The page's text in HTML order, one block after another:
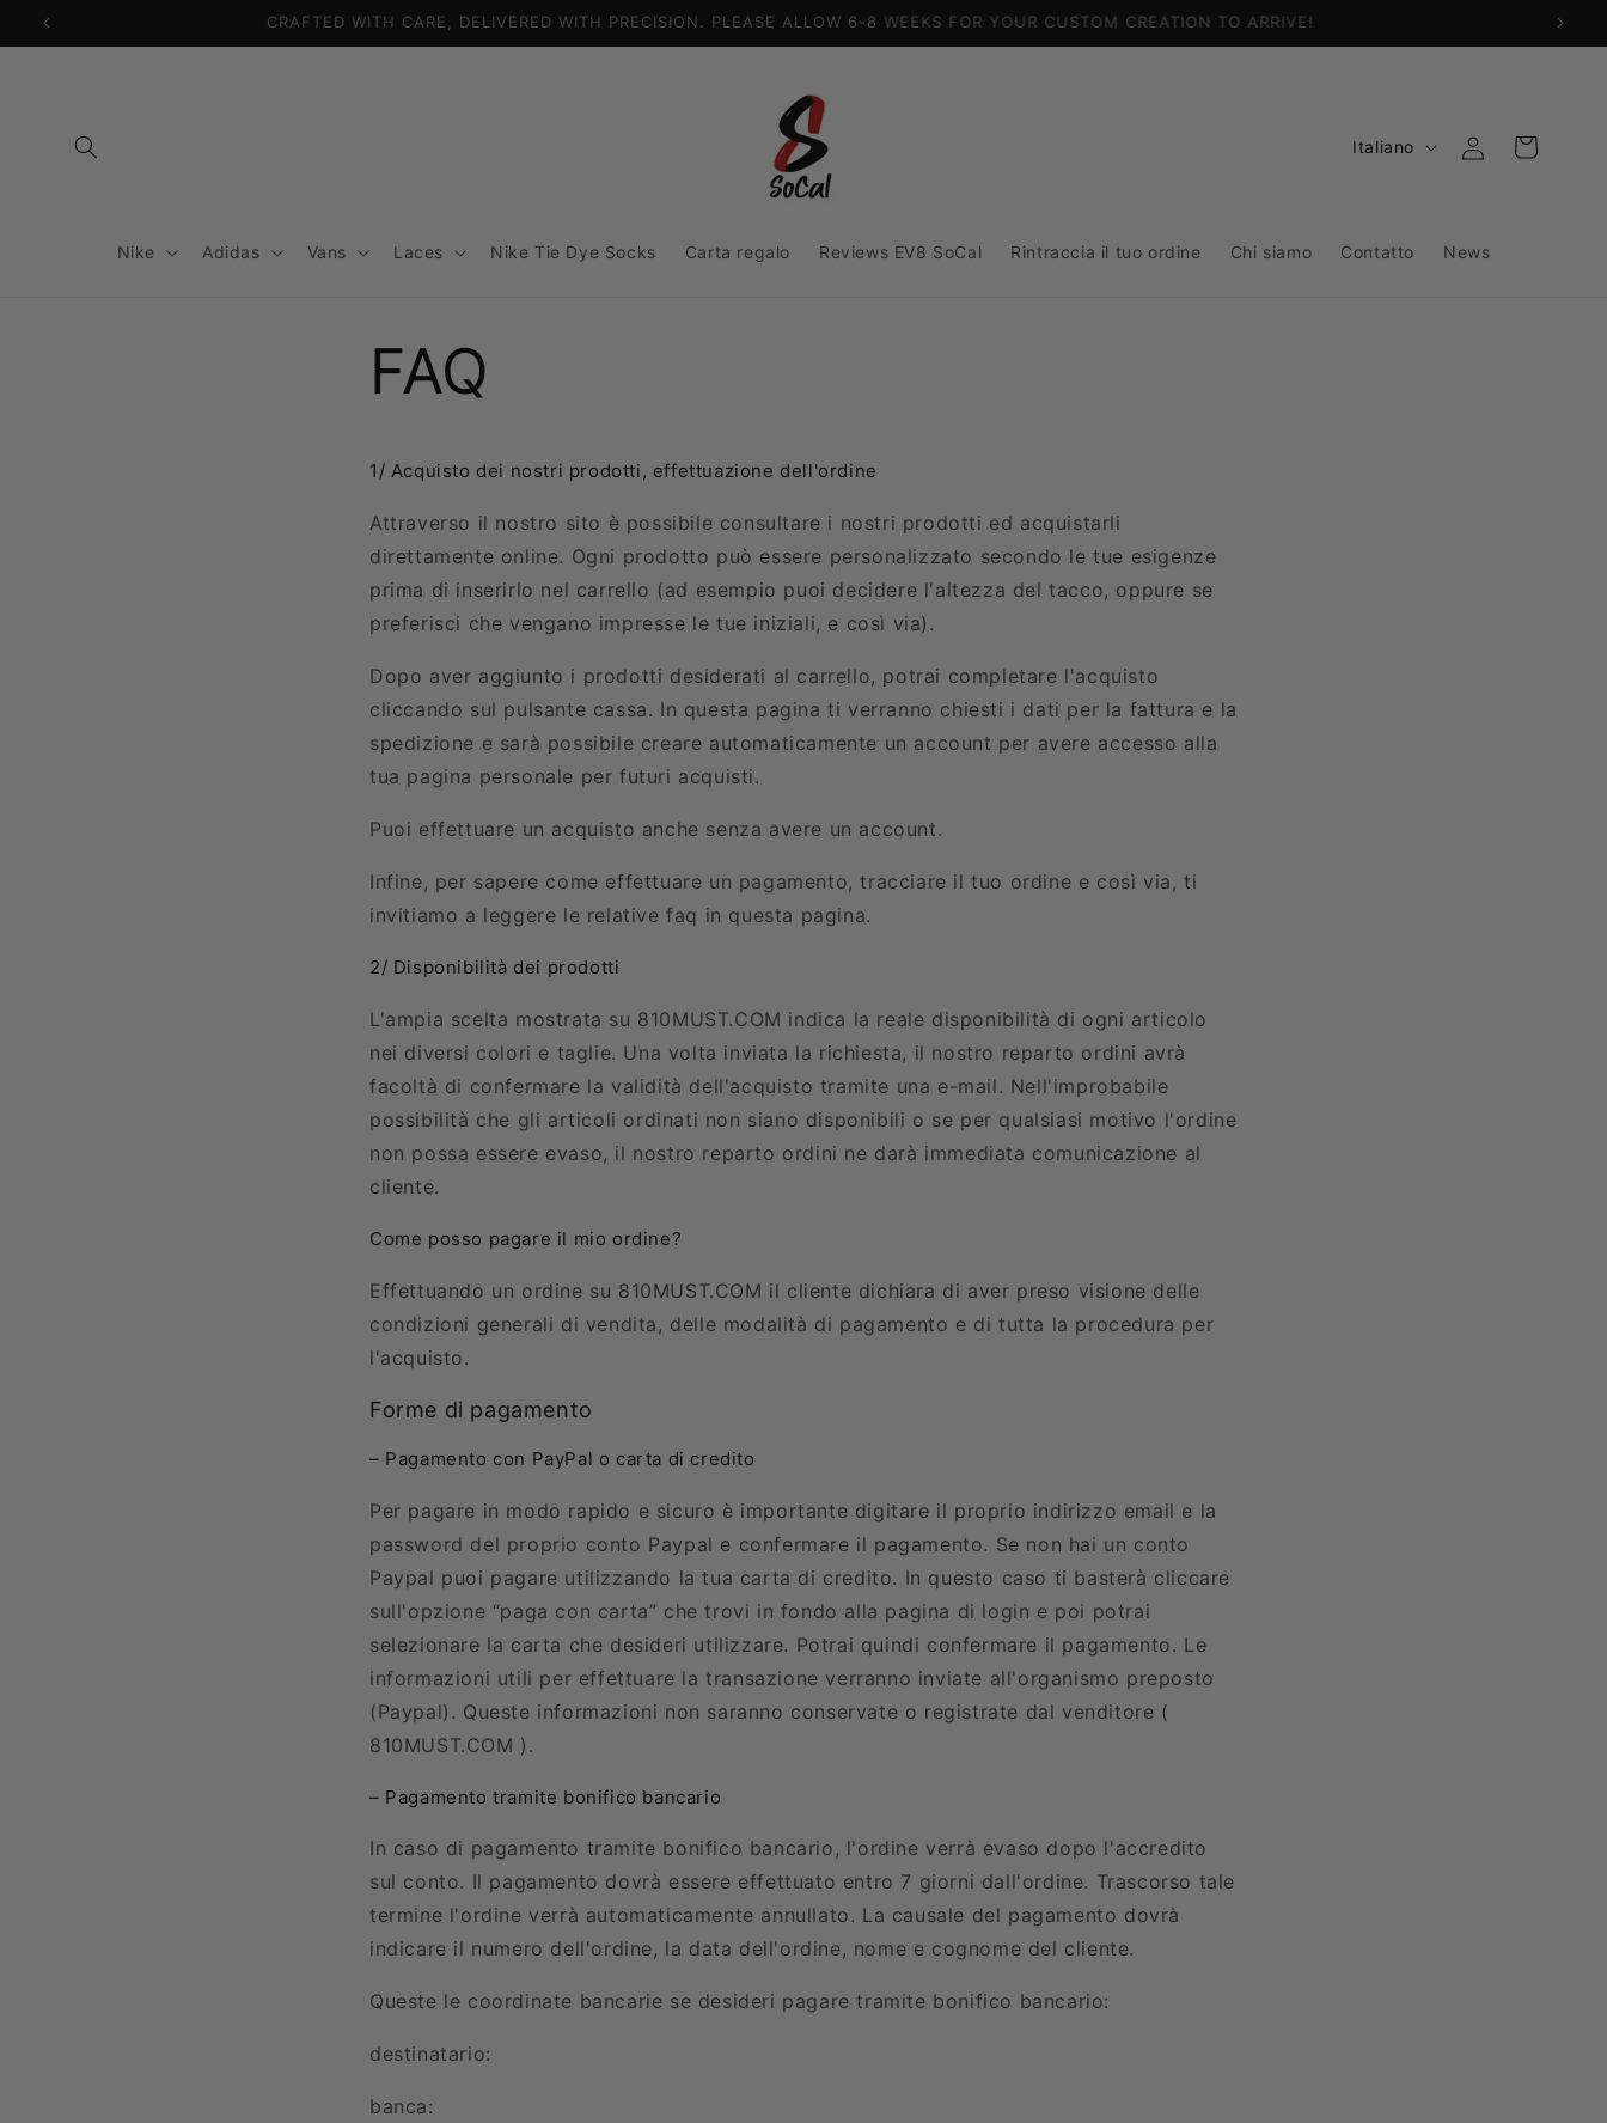
direttamente
ai contenuti
SPEDIZIONE GRATUITA NEGLI STATI UNITI
Nike Adidas Vans Laces Nike Tie Dye Socks Carta regalo Reviews EV8 SoCal Rintraccia il tuo ordine Chi siamo Contatto News
L
g
Italiano Accedi Carrello
FAQ
1/ Acquisto dei nostri prodotti, effettuazione dell'ordine
Attraverso il nostro sito è possibile consultare i nostri prodotti ed acquistarli
direttamente online. Ogni prodotto può essere personalizzato secondo le tue esigenze
prima di inserirlo nel carrello (ad esempio puoi decidere l'altezza del tacco, oppure se
preferisci che vengano impresse le tue iniziali, e così via).
Dopo aver aggiunto i prodotti desiderati al carrello, potrai completare l'acquisto
cliccando sul pulsante cassa. In questa pagina ti verranno chiesti i dati per la fattura e la
spedizione e sarà possibile creare automaticamente un account per avere accesso alla
tua pagina personale per futuri acquisti.
Puoi effettuare un acquisto anche senza avere un account.
Infine, per sapere come effettuare un pagamento, tracciare il tuo ordine e così via, ti
invitiamo a leggere le relative faq in questa pagina.
2/ Disponibilità dei prodotti
L'ampia scelta mostrata su 810MUST.COM indica la reale disponibilità di ogni articolo
nei diversi colori e taglie. Una volta inviata la richiesta, il nostro reparto ordini avrà
facoltà di confermare la validità dell'acquisto tramite una e-mail. Nell'improbabile
possibilità che gli articoli ordinati non siano disponibili o se per qualsiasi motivo l'ordine
non possa essere evaso, il nostro reparto ordini ne darà immediata comunicazione al
cliente.
Come posso pagare il mio ordine?
Effettuando un ordine su 810MUST.COM il cliente dichiara di aver preso visione delle
condizioni generali di vendita, delle modalità di pagamento e di tutta la procedura per
l'acquisto.
Forme di pagamento
– Pagamento con PayPal o carta di credito
Per pagare in modo rapido e sicuro è importante digitare il proprio indirizzo email e la
password del proprio conto Paypal e confermare il pagamento. Se non hai un conto
Paypal puoi pagare utilizzando la tua carta di credito. In questo caso ti basterà cliccare
sull'opzione “paga con carta” che trovi in ​​fondo alla pagina di login e poi potrai
selezionare la carta che desideri utilizzare. Potrai quindi confermare il pagamento. Le
informazioni utili per effettuare la transazione verranno inviate all'organismo preposto
(Paypal). Queste informazioni non saranno conservate o registrate dal venditore (
810MUST.COM ).
– Pagamento tramite bonifico bancario
In caso di pagamento tramite bonifico bancario, l'ordine verrà evaso dopo l'accredito
sul conto. Il pagamento dovrà essere effettuato entro 7 giorni dall'ordine. Trascorso tale
termine l'ordine verrà automaticamente annullato. La causale del pagamento dovrà
indicare il numero dell'ordine, la data dell'ordine, nome e cognome del cliente.
Queste le coordinate bancarie se desideri pagare tramite bonifico bancario:
destinatario:
banca: